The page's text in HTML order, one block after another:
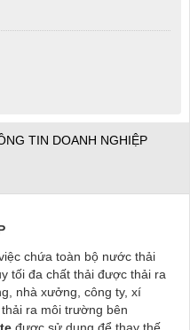
TIN DOANH NGHIỆP
chứa toàn bộ nước thải
tối đa chất thải được thải ra
nhà xưởng, công ty, xí
ra môi trường bên
được sử dụng để thay thế